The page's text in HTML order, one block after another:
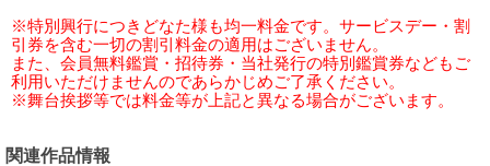
※特別興行につきどなた様も均一料金です。サービスデー・割
引券を含む一切の割引料金の適用はございません。
また、会員無料鑑賞・招待券・当社発行の特別鑑賞券などもご
利用いただけませんのであらかじめご了承ください。
※舞台挨拶等では料金等が上記と異なる場合がございます。
関連作品情報